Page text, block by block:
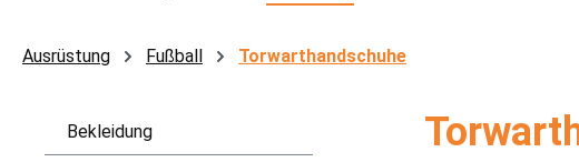
Ausrüstung Fußball Torwarthandschuhe
Bekleidung